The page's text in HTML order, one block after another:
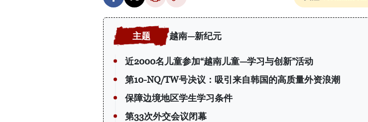
越南—新纪元
近2000名儿童参加“越南儿童—学习与创新”活动
第10-NQ/TW号决议：吸引来自韩国的高质量外资浪潮
保障边境地区学生学习条件
第33次外交会议闭幕